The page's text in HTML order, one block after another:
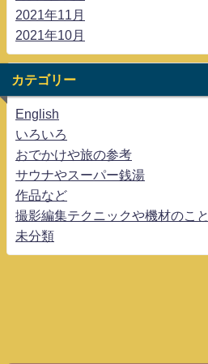
2021年11月
2021年10月
カテゴリー
English
いろいろ
おでかけや旅の参考
サウナやスーパー銭湯
作品など
撮影編集テクニックや機材のこと
未分類